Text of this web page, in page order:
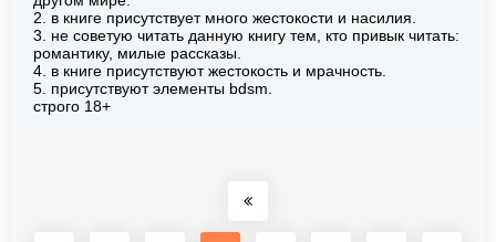
2. в книге присутствует много жестокости и насилия.
3. не советую читать данную книгу тем, кто привык читать:
романтику, милые рассказы.
4. в книге присутствуют жестокость и мрачность.
5. присутствуют элементы bdsm.
строго 18+